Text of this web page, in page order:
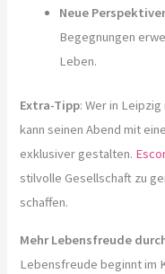
Neue
Begegnungen
Leben.
Extra-Tipp: Wer in
kann seinen Abend mit
exklusiver gestalten.
stilvolle Gesellschaft zu
schaffen.
Mehr Lebensfreude
Lebensfreude beginnt im